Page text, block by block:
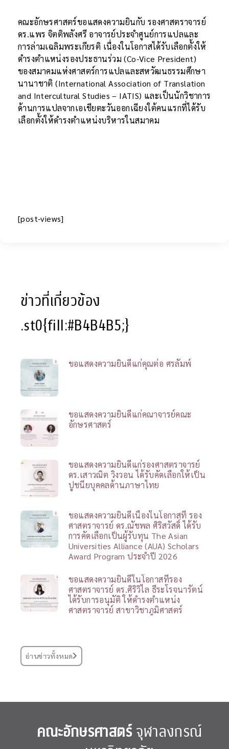
คณะอักษรศาสตร์ขอแสดงความยินกับ รองศาสตราจารย์
ดร.แพร จิตติพลังศรี อาจารย์ประจำศูนย์การแปลและ
การล่ามเฉลิมพระเกียรติ เนื่องในโอกาสได้รับเลือกตั้งให้
ดำรงตำแหน่งรองประธานร่วม (Co-Vice President)
ของสมาคมแห่งศาสตร์การแปลและสหวัฒนธรรมศึกษา
นานาชาติ (International Association of Translation
and Intercultural Studies – IATIS) และเป็นนักวิชาการ
ด้านการแปลจากเอเชียตะวันออกเฉียงใต้คนแรกที่ได้รับ
เลือกตั้งให้ดำรงตำแหน่งบริหารในสมาคม
[post-views]
ข่าวที่เกี่ยวข้อง
.st0{fill:#B4B4B5;}
ขอแสดงความยินดีแก่คุณต่อ ศรลัมพ์
ขอแสดงความยินดีแก่คณาจารย์คณะ
อักษรศาสตร์
ขอแสดงความยินดีแก่รองศาสตราจารย์
ดร.เสาวณิต วิงวอน ได้รับคัดเลือกให้เป็น
ปูชนียบุคคลด้านภาษาไทย
ขอแสดงความยินดีเนื่องในโอกาสที่ รอง
ศาสตราจารย์ ดร.ณัชพล ศิริสวัสดิ์ ได้รับ
การคัดเลือกเป็นผู้รับทุน The Asian
Universities Alliance (AUA) Scholars
Award Program ประจำปี 2026
ขอแสดงความยินดีในโอกาสที่รอง
ศาสตราจารย์ ดร.ศิริวิไล ธีระโรจนารัตน์
ได้รับการอนุมัติ ให้ดำรงตำแหน่ง
ศาสตราจารย์ สาขาวิชาภูมิศาสตร์
อ่านข่าวทั้งหมด
คณะอักษรศาสตร์จุฬาลงกรณ์